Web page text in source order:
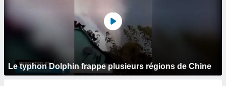
Le typhon Dolphin frappe plusieurs régions de Chine